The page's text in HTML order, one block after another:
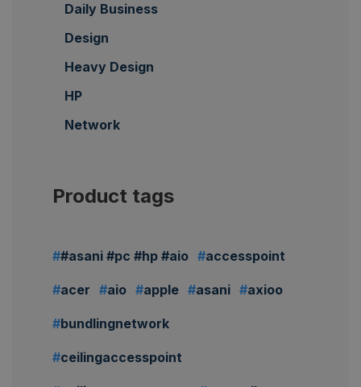
Daily Business
Design
Heavy Design
HP
Network
Product tags
#asani #pc #hp #aio accesspoint
acer aio apple asani axioo
bundlingnetwork
ceilingaccesspoint